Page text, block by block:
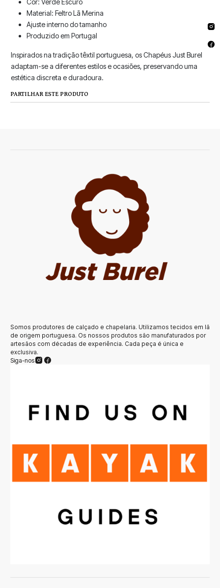
Cor: Verde Escuro
Material: Feltro Lã Merina
Ajuste interno do tamanho
Produzido em Portugal
Inspirados na tradição têxtil portuguesa, os Chapéus Just Burel
adaptam-se a diferentes estilos e ocasiões, preservando uma
estética discreta e duradoura.
PARTILHAR ESTE PRODUTO
Somos produtores de calçado e chapelaria. Utilizamos tecidos em lã
de origem portuguesa. Os nossos produtos são manufaturados por
artesãos com décadas de experiência. Cada peça é única e
exclusiva.
Siga-nos